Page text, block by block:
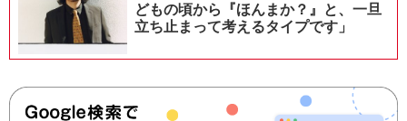
どもの頃から『ほんまか？』と、一旦
立ち止まって考えるタイプです」